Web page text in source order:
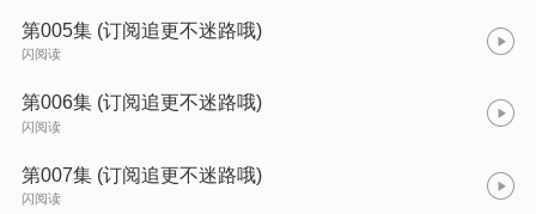
第005集 (订阅追更不迷路哦)
闪阅读
第006集 (订阅追更不迷路哦)
闪阅读
第007集 (订阅追更不迷路哦)
闪阅读